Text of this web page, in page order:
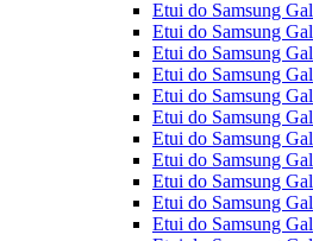
Etui do Samsung
Etui do Samsung
Etui do Samsung
Etui do Samsung
Etui do Samsung
Etui do Samsung
Etui do Samsung
Etui do Samsung
Etui do Samsung
Etui do Samsung
Etui do Samsung